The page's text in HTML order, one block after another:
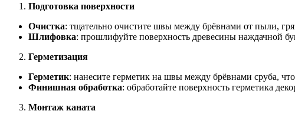
Подготовка поверхности
Очистка: тщательно очистите швы между брёвнами от пыли,
Шлифовка: прошлифуйте поверхность древесины наждачной
Герметизация
Герметик: нанесите герметик на швы между брёвнами сруба,
Финишная обработка: обработайте поверхность герметика
Монтаж каната